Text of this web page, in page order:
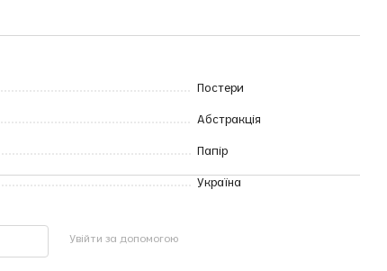
Постери
Абстракція
Папір
Україна
Увійти за допомогою